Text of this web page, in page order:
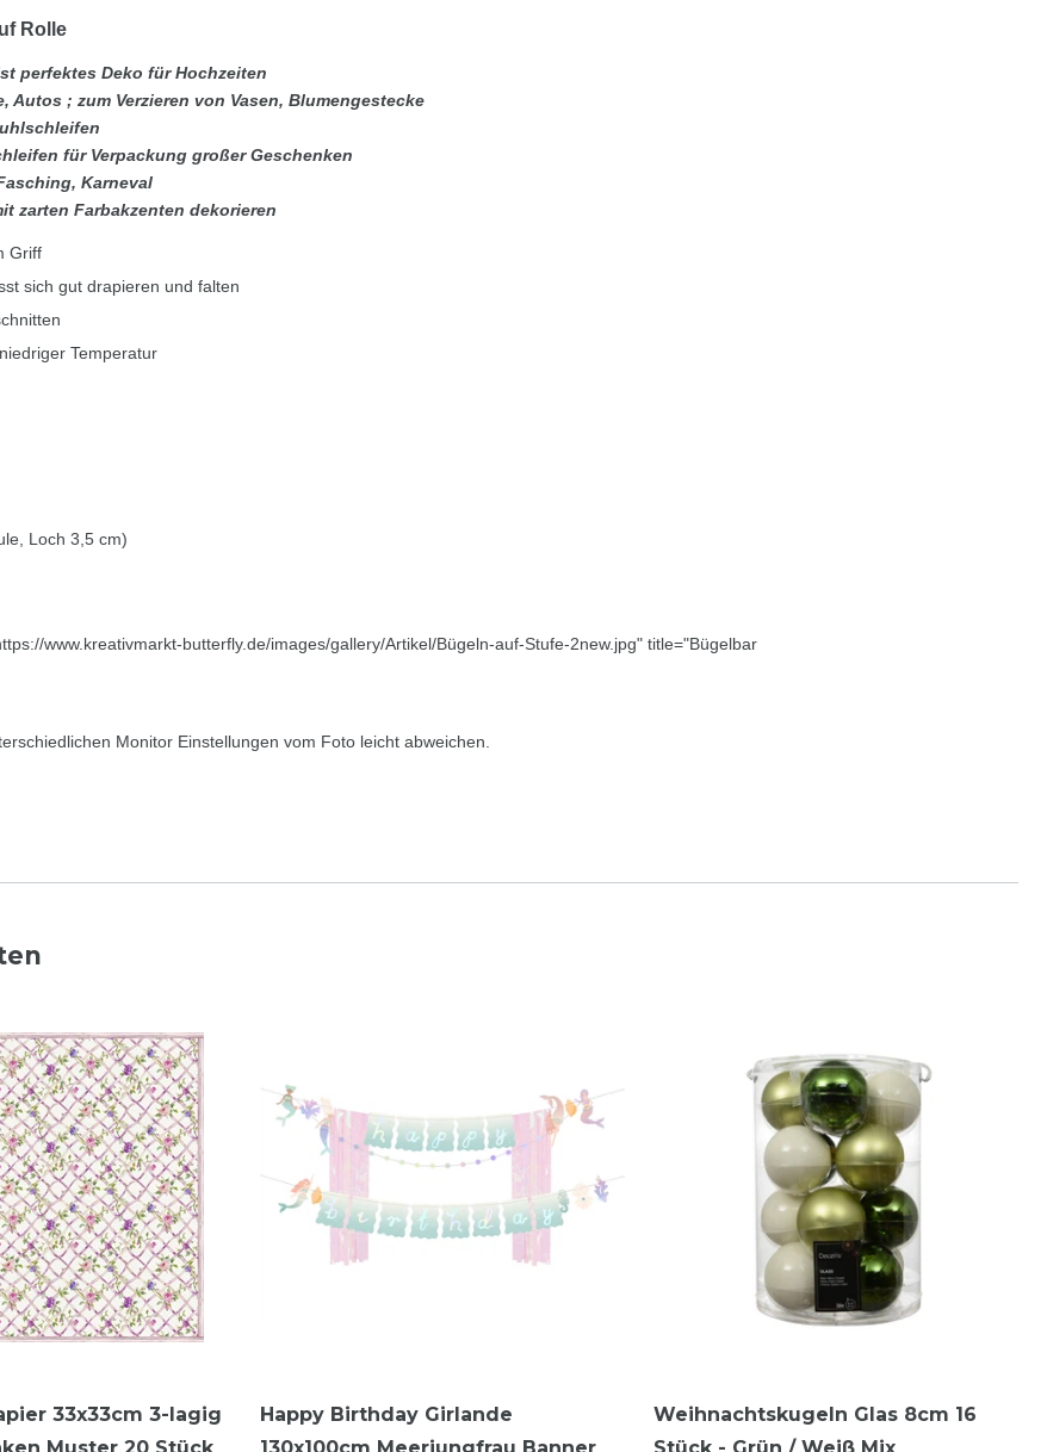
Rolle
perfektes Deko für Hochzeiten
Autos ; zum Verzieren von Vasen, Blumengestecke
für Verpackung großer Geschenken
Karneval
zarten Farbakzenten dekorieren
Griff
sich gut drapieren und falten
Temperatur
Loch 3,5 cm)
www.kreativmarkt-butterfly.de/images/gallery/Artikel/Bügeln-auf-Stufe-2new.jpg" title="Bügelbar
Monitor Einstellungen vom Foto leicht abweichen.
33x33cm 3-lagig
Happy Birthday Girlande
Weihnachtskugeln Glas 8cm 16